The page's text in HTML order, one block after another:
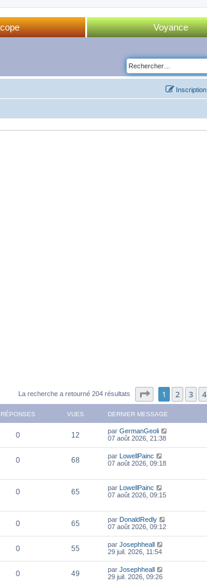
Voyance
Tirage Tarot
Inscription
La recherche a retourné 204 résultats Page sur9
1 2 3 4
RÉPONSES VUES DERNIER MESSAGE
0 12 par GermanGeoli
07 août 2026, 21:38
0 68 par LowellPainc
07 août 2026, 09:18
0 65 par LowellPainc
07 août 2026, 09:15
0 65 par DonaldRedly
07 août 2026, 09:12
0 55 par Josephheall
29 juil. 2026, 11:54
0 49 par Josephheall
29 juil. 2026, 09:26